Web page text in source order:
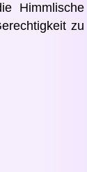
Himmlische
zu